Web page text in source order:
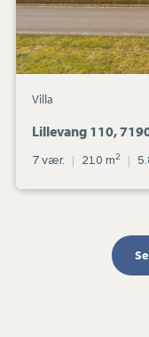
Villa
Lillevang 110,
7 vær. | 210 m2 |